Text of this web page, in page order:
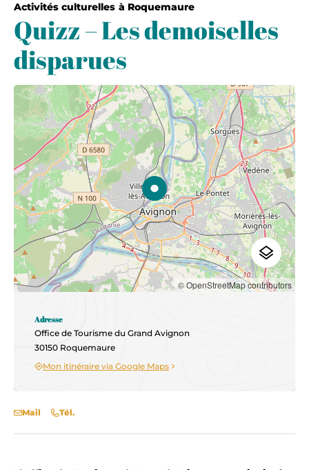
Activités culturelles à Roquemaure
Quizz – Les demoiselles
disparues
© OpenStreetMap contributors
Adresse
Office de Tourisme du Grand Avignon
30150 Roquemaure
Mon itinéraire via Google Maps
Mail Tél.